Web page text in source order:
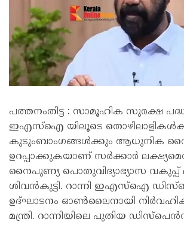
പത്തനംതിട്ട : സാമൂഹിക സുരക്ഷ
ഇഎസ്‌ഐ യിലൂടെ
കുടുംബാംഗങ്ങള്‍ക്കും ആധുനിക
ഉറപ്പാക്കുകയാണ് സര്‍ക്കാര്‍
നൈപുണ്യ പൊതുവിദ്യാഭ്യാസ വകുപ്പ്
ശിവന്‍കുട്ടി. റാന്നി ഇഎസ്‌ഐ
ഉദ്ഘാടനം ഓണ്‍ലൈനായി
മന്ത്രി. റാന്നിയിലെ പുതിയ